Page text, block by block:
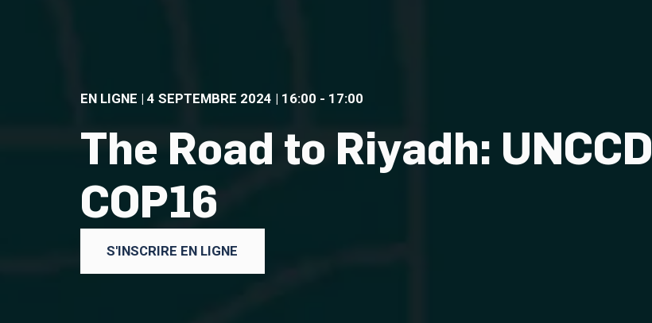
EN LIGNE | 4 SEPTEMBRE 2024 | 16:00 - 17:00
The Road to Riyadh: UNCCD
COP16
S'INSCRIRE EN LIGNE